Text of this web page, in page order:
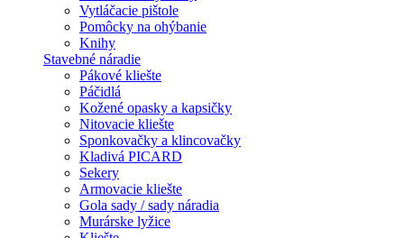
Vytláčacie pištole
Pomôcky na ohýbanie
Knihy
Stavebné náradie
Pákové kliešte
Páčidlá
Kožené opasky a kapsičky
Nitovacie kliešte
Sponkovačky a klincovačky
Kladivá PICARD
Sekery
Armovacie kliešte
Gola sady / sady náradia
Murárske lyžice